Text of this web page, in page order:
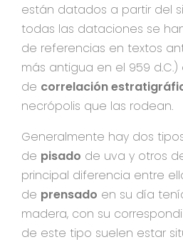
están datados a partir del
todas las dataciones se
de referencias en textos
más antigua en el 959
de correlación
necrópolis que las rodean.
Generalmente hay dos
de pisado de uva y otros
principal diferencia entre
de prensado en su día
madera, con su
de este tipo suelen estar